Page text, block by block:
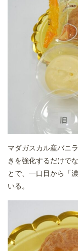
マダガスカル産バニ
きを強化するだけで
とで、一口目から「
いる。